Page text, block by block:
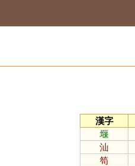
漢字
堰
汕
笱